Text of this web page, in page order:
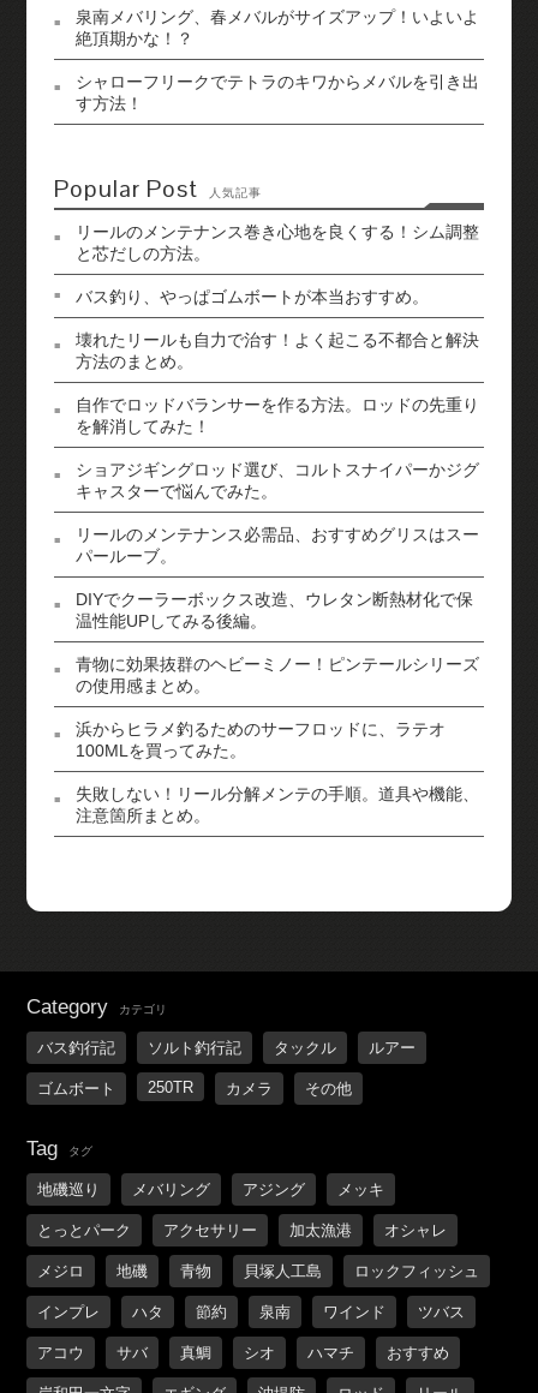
泉南メバリング、春メバルがサイズアップ！いよいよ
絶頂期かな！？
シャローフリークでテトラのキワからメバルを引き出
す方法！
Popular Post 人気記事
リールのメンテナンス巻き心地を良くする！シム調整
と芯だしの方法。
バス釣り、やっぱゴムボートが本当おすすめ。
壊れたリールも自力で治す！よく起こる不都合と解決
方法のまとめ。
自作でロッドバランサーを作る方法。ロッドの先重り
を解消してみた！
ショアジギングロッド選び、コルトスナイパーかジグ
キャスターで悩んでみた。
リールのメンテナンス必需品、おすすめグリスはスー
パールーブ。
DIYでクーラーボックス改造、ウレタン断熱材化で保
温性能UPしてみる後編。
青物に効果抜群のヘビーミノー！ピンテールシリーズ
の使用感まとめ。
浜からヒラメ釣るためのサーフロッドに、ラテオ
100MLを買ってみた。
失敗しない！リール分解メンテの手順。道具や機能、
注意箇所まとめ。
Category カテゴリ
バス釣行記 ソルト釣行記 タックル ルアー
ゴムボート 250TR カメラ その他
Tag タグ
地磯巡り メバリング アジング メッキ
とっとパーク アクセサリー 加太漁港 オシャレ
メジロ 地磯 青物 貝塚人工島 ロックフィッシュ
インプレ ハタ 節約 泉南 ワインド ツバス
アコウ サバ 真鯛 シオ ハマチ おすすめ